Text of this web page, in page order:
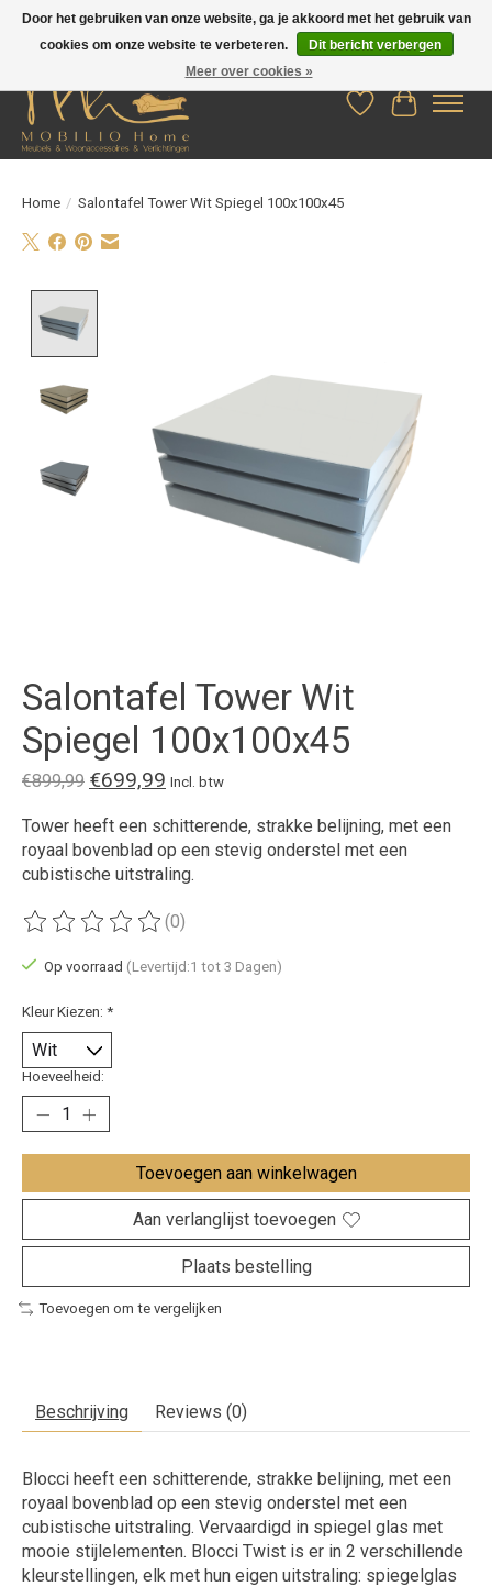
Verlanglijst
Home / Salontafel Tower Wit Spiegel 100x100x45
Salontafel Tower Wit
Spiegel 100x100x45
€899,99 €699,99 Incl. btw
Tower heeft een schitterende, strakke belijning, met een
royaal bovenblad op een stevig onderstel met een
cubistische uitstraling.
De beoordeling van dit product is
(0)
Op voorraad (Levertijd:1 tot 3 Dagen)
Kleur Kiezen: *
Hoeveelheid:
Toevoegen aan winkelwagen
Aan verlanglijst toevoegen
Plaats bestelling
Toevoegen om te vergelijken
Beschrijving Reviews (0)
Blocci heeft een schitterende, strakke belijning, met een
royaal bovenblad op een stevig onderstel met een
cubistische uitstraling. Vervaardigd in spiegel glas met
mooie stijlelementen. Blocci Twist is er in 2 verschillende
kleurstellingen, elk met hun eigen uitstraling: spiegelglas
Door het gebruiken van onze website, ga je akkoord met het gebruik van
cookies om onze website te verbeteren.
Dit bericht verbergen
Meer over cookies »